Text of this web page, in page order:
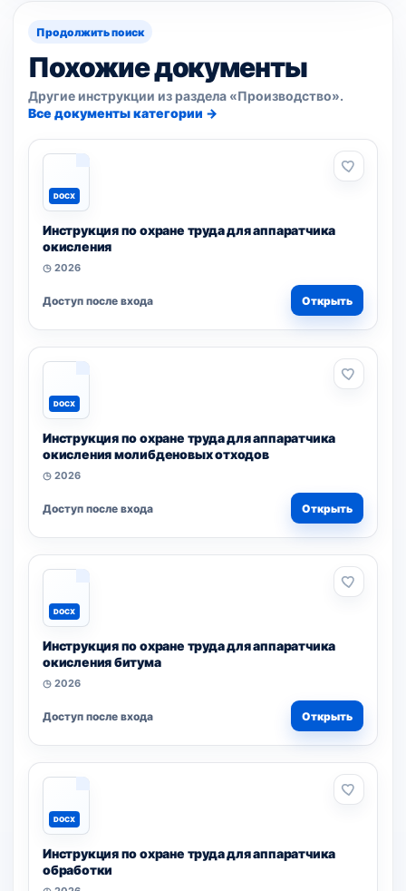
Продолжить поиск
Похожие документы
Другие инструкции из раздела «Производство».
Все документы категории →
DOCX
Инструкция по охране труда для аппаратчика
окисления
◷ 2026
Доступ после входа Открыть
DOCX
Инструкция по охране труда для аппаратчика
окисления молибденовых отходов
◷ 2026
Доступ после входа Открыть
DOCX
Инструкция по охране труда для аппаратчика
окисления битума
◷ 2026
Доступ после входа Открыть
DOCX
Инструкция по охране труда для аппаратчика
обработки